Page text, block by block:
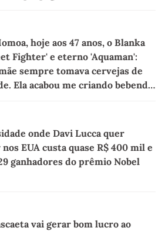
hoje aos 47 anos, o Blanka
Fighter' e eterno 'Aquaman':
sempre tomava cervejas de
Ela acabou me criando bebendo
onde Davi Lucca quer
EUA custa quase R$ 400 mil e
ganhadores do prêmio Nobel
vai gerar bom lucro ao